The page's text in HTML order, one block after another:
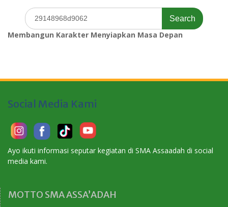
Search
for:
Membangun Karakter Menyiapkan Masa Depan
Social Media Kami
Ayo ikuti informasi seputar kegiatan di SMA Assaadah di social
media kami.
MOTTO SMA ASSA’ADAH